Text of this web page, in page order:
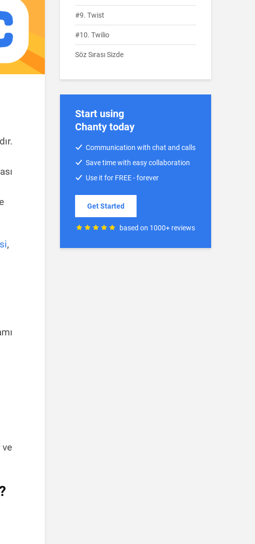
,
#9. Twist
#10. Twilio
Söz Sırası Sizde
Start using
Chanty today
Communication with chat and calls
Save time with easy collaboration
Use it for FREE - forever
Get Started
based on 1000+ reviews